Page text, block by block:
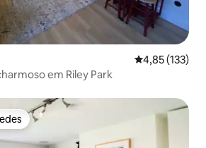
4,85 de uma
4,85 (133)
em Riley Park